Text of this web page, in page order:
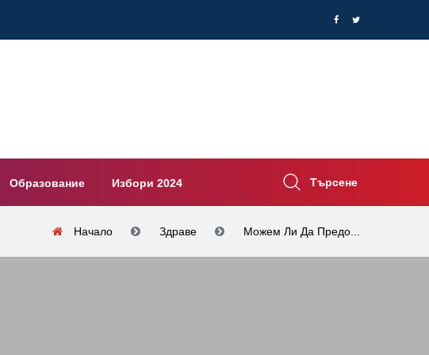
Образование Избори 2024 Търсене
Начало Здраве Можем Ли Да Предо...